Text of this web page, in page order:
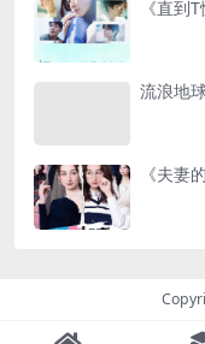
《直到
流浪地
《夫妻